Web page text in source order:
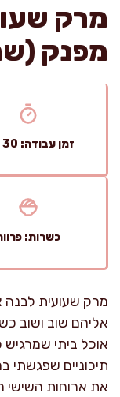
מרק
מפנק
זמן עבודה: 30 דק'
כשרות:
מרק שעועית לבנה
אליהם שוב ושוב
אוכל ביתי שמרגיש
תיכוניים
את ארוחות השישי